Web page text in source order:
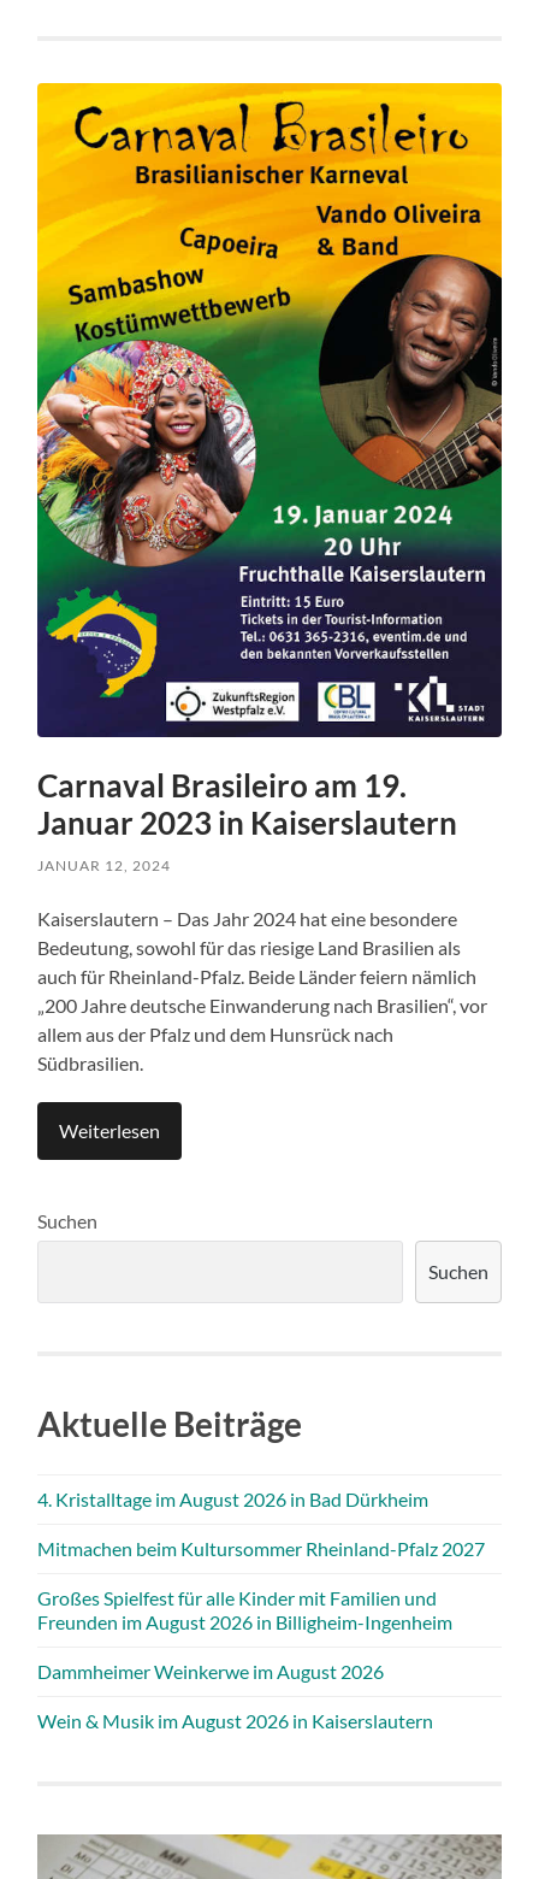
Carnaval Brasileiro am 19.
Januar 2023 in Kaiserslautern
JANUAR 12, 2024
Kaiserslautern – Das Jahr 2024 hat eine besondere
Bedeutung, sowohl für das riesige Land Brasilien als
auch für Rheinland-Pfalz. Beide Länder feiern nämlich
„200 Jahre deutsche Einwanderung nach Brasilien“, vor
allem aus der Pfalz und dem Hunsrück nach
Südbrasilien.
Weiterlesen
Suchen
Suchen
Aktuelle Beiträge
4. Kristalltage im August 2026 in Bad Dürkheim
Mitmachen beim Kultursommer Rheinland-Pfalz 2027
Großes Spielfest für alle Kinder mit Familien und
Freunden im August 2026 in Billigheim-Ingenheim
Dammheimer Weinkerwe im August 2026
Wein & Musik im August 2026 in Kaiserslautern